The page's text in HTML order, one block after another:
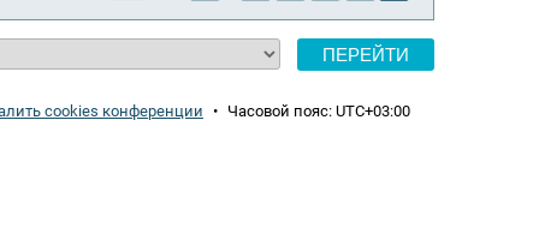
cookies конференции • Часовой пояс: UTC+03:00